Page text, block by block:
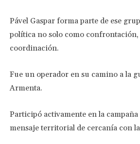
Pável Gaspar forma parte de ese
política no solo como
coordinación.
Fue un operador en su camino a la
Armenta.
Participó activamente en la
mensaje territorial de cercanía con